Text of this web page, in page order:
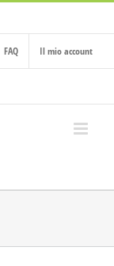
FAQ Il mio account